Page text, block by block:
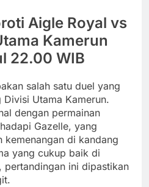
Aigle Royal vs
Kamerun
22.00 WIB
salah satu duel yang
Utama Kamerun.
dengan permainan
Gazelle, yang
kemenangan di kandang
yang cukup baik di
pertandingan ini dipastikan